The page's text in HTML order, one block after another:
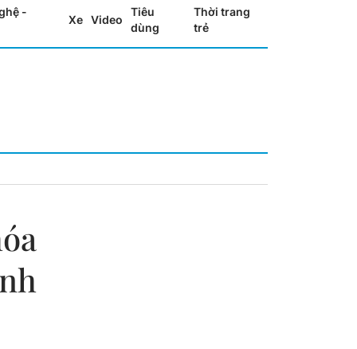
-
Xe Video
Tiêu
dùng
Thời trang
trẻ